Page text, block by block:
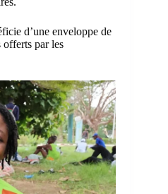
d’une enveloppe de
offerts par les